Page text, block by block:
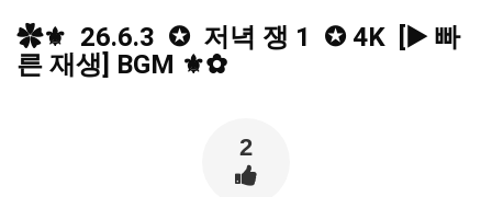
✿⚜  26.6.3  ✪  저녁 쟁 1  ✪ 4K  [▶️ 빠
른 재생] BGM ⚜✿
2